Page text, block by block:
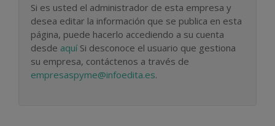
Si es usted el administrador de esta empresa y
desea editar la información que se publica en esta
página, puede hacerlo accediendo a su cuenta
desde aquíSi desconoce el usuario que gestiona
su empresa, contáctenos a través de
empresaspyme@infoedita.es.